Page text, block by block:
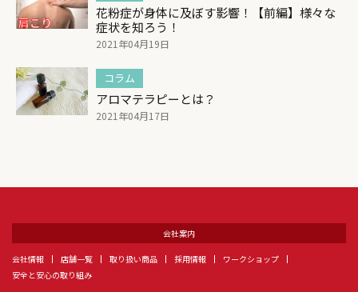
花粉症が身体に及ぼす影響！【前編】様々な
症状を知ろう！
2021年04月19日
コラム
アロマテラピーとは？
2021年04月17日
会社案内
会社情報 店舗一覧 取り扱い商品 採用情報
ワークショップ
安全と安心の取り組み